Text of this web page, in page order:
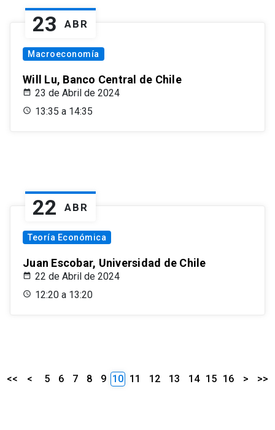
23 ABR
Macroeconomía
Will Lu, Banco Central de Chile
23 de Abril de 2024
13:35 a 14:35
22 ABR
Teoría Económica
Juan Escobar, Universidad de Chile
22 de Abril de 2024
12:20 a 13:20
<< < 5 6 7 8 9 10 11 12 13 14 15 16 > >>